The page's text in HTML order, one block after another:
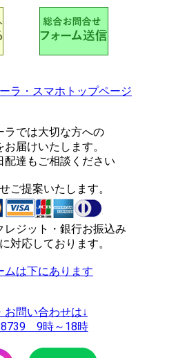
ラ・スマホトップページ
ラでは大切な方への
届けいたします。
配達もご相談ください
ご提案いたします。
レジット・銀行お振込み
対応しております。
ムは下にあります
お問い合わせは↓
9時～18時